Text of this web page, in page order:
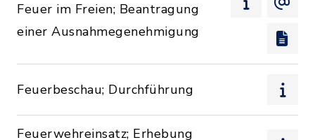
Feuer im Freien; Beantragung
einer Ausnahmegenehmigung
Feuerbeschau; Durchführung
Feuerwehreinsatz; Erhebung